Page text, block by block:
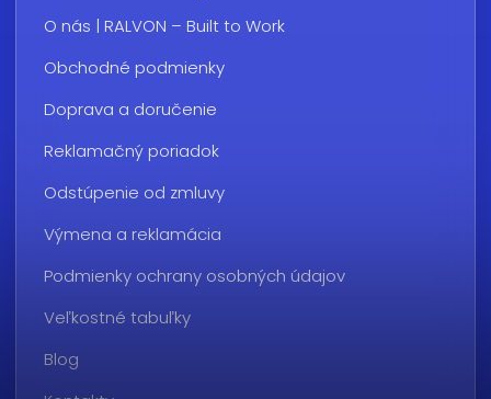
O nás | RALVON – Built to Work
Obchodné podmienky
Doprava a doručenie
Reklamačný poriadok
Odstúpenie od zmluvy
Výmena a reklamácia
Podmienky ochrany osobných údajov
Veľkostné tabuľky
Blog